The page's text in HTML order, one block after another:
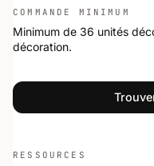
RESSOURCES
COMMANDE MINIMUM
Minimum de 36 unités
décoration.